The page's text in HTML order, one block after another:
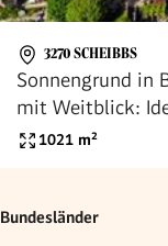
3270 SCHEIBBS
Sonnengrund in
mit Weitblick:
Wohnprojekte
1021 m²
Bundesländer